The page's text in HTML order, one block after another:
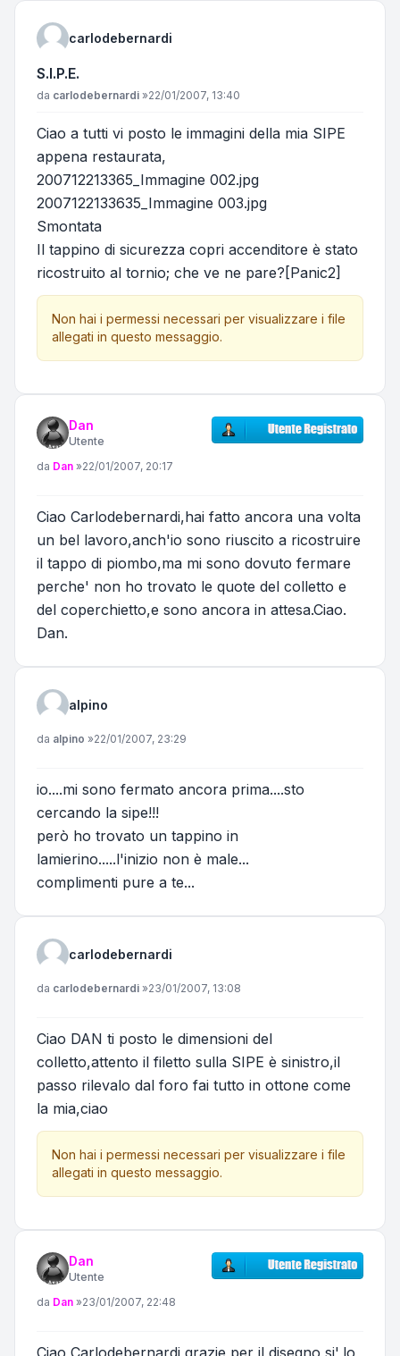
carlodebernardi
S.I.P.E.
Messaggio
da carlodebernardi »22/01/2007, 13:40
Ciao a tutti vi posto le immagini della mia SIPE
appena restaurata,
200712213365_Immagine 002.jpg
2007122133635_Immagine 003.jpg
Smontata
Il tappino di sicurezza copri accenditore è stato
ricostruito al tornio; che ve ne pare?[Panic2]
Non hai i permessi necessari per visualizzare i file
allegati in questo messaggio.
Dan
Utente
Messaggio
da Dan »22/01/2007, 20:17
Ciao Carlodebernardi,hai fatto ancora una volta
un bel lavoro,anch'io sono riuscito a ricostruire
il tappo di piombo,ma mi sono dovuto fermare
perche' non ho trovato le quote del colletto e
del coperchietto,e sono ancora in attesa.Ciao.
Dan.
alpino
Messaggio
da alpino »22/01/2007, 23:29
io....mi sono fermato ancora prima....sto
cercando la sipe!!!
però ho trovato un tappino in
lamierino.....l'inizio non è male...
complimenti pure a te...
carlodebernardi
Messaggio
da carlodebernardi »23/01/2007, 13:08
Ciao DAN ti posto le dimensioni del
colletto,attento il filetto sulla SIPE è sinistro,il
passo rilevalo dal foro fai tutto in ottone come
la mia,ciao
Non hai i permessi necessari per visualizzare i file
allegati in questo messaggio.
Dan
Utente
Messaggio
da Dan »23/01/2007, 22:48